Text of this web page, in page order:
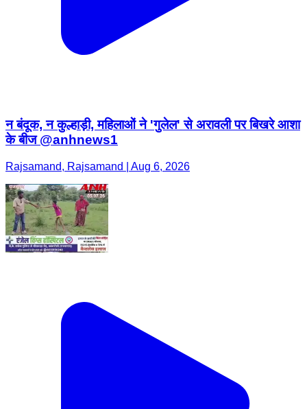
न बंदूक, न कुल्हाड़ी, महिलाओं ने 'गुलेल' से अरावली पर बिखरे आशा
के बीज @anhnews1
Rajsamand, Rajsamand | Aug 6, 2026